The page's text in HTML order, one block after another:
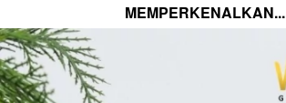
MEMPERKENALKAN...